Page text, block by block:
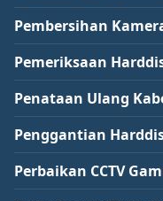
Pembersihan
Pemeriksaan
Penataan Ulang
Penggantian
Perbaikan CCTV